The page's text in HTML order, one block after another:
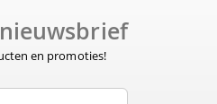
en promoties!